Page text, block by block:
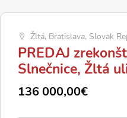
Žltá, Bratislava, Slovak
PREDAJ
Slnečnice, Žltá
136 000,00€